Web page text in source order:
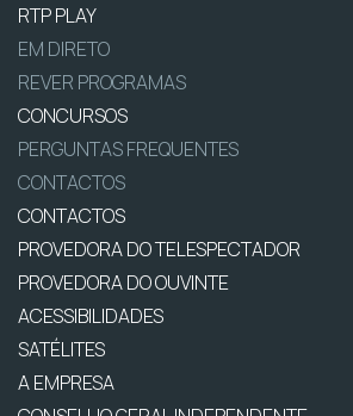
RTP PLAY
EM DIRETO
REVER PROGRAMAS
CONCURSOS
PERGUNTAS FREQUENTES
CONTACTOS
CONTACTOS
PROVEDORA DO TELESPECTADOR
PROVEDORA DO OUVINTE
ACESSIBILIDADES
SATÉLITES
A EMPRESA